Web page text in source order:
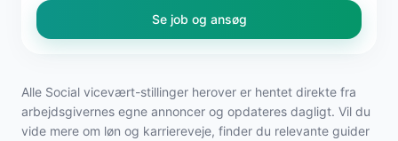
Se job og ansøg
Alle Social vicevært-stillinger herover er hentet direkte fra
arbejdsgivernes egne annoncer og opdateres dagligt. Vil du
vide mere om løn og karriereveje, finder du relevante guider